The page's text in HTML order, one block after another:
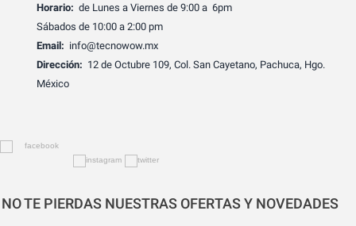
Horario: de Lunes a Viernes de 9:00 a 6pm
Sábados de 10:00 a 2:00 pm
Email: info@tecnowow.mx
Dirección: 12 de Octubre 109, Col. San Cayetano, Pachuca, Hgo.
México
NO TE PIERDAS NUESTRAS OFERTAS Y NOVEDADES